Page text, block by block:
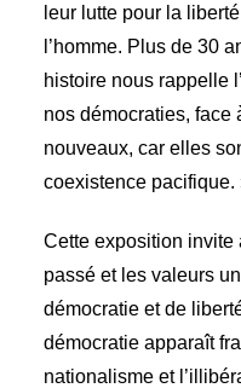
leur lutte pour la
l’homme. Plus de 30
histoire nous rappelle
nos démocraties, face
nouveaux, car elles
coexistence pacifique.
Cette exposition invite
passé et les valeurs
démocratie et de
démocratie apparaît
nationalisme et